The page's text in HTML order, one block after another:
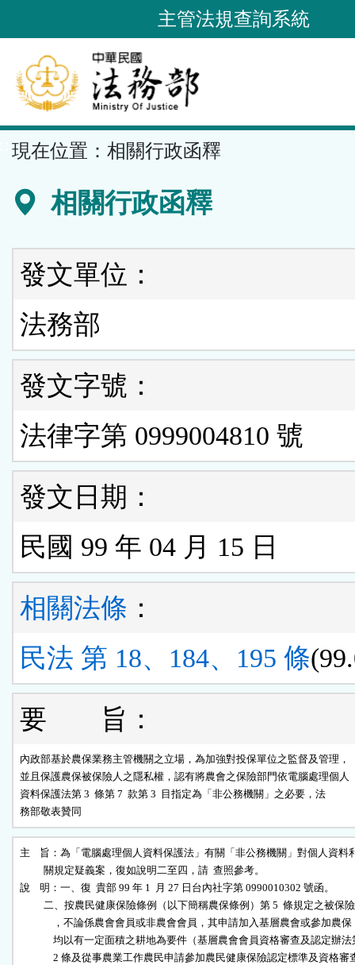
到
要
內
容
區
主管法規查詢系統
現在位置： 相關行政函釋
相關行政函釋
發文單位：
法務部
發文字號：
法律字第 0999004810 號
發文日期：
民國 99 年 04 月 15 日
相關法條 ：
民法 第 18、184、195 條
要 旨：
內政部基於農保業務主管機關之立場，為加強對投保單位之監督及管理，
並且保護農保被保險人之隱私權，認有將農會之保險部門依電腦處理個人
資料保護法第 3  條第 7  款第 3  目指定為「非公務機關」之必要，法
務部敬表贊同
主    旨：為「電腦處理個人資料保護法」有關「非公務機關」對個人資料
          關規定疑義案，復如說明二至四，請  查照參考。
說    明：一、復  貴部 99 年 1  月 27 日台內社字第 0990010302 號函。
二、按農民健康保險條例（以下簡稱農保條例）第 5  條規定之被保
，不論係農會會員或非農會會員，其申請加入基層農會或參加農保
均以有一定面積之耕地為要件（基層農會會員資格審查及認定辦法
2 條及從事農業工作農民申請參加農民健康保險認定標準及資格審